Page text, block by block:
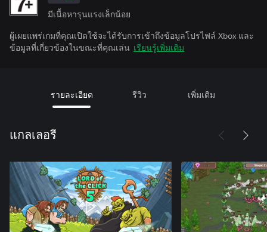
มีเนื้อหารุนแรงเล็กน้อย
ผู้เผยแพร่เกมที่คุณเปิดใช้จะได้รับการเข้าถึงข้อมูลโปรไฟล์ Xbox และ
ข้อมูลที่เกี่ยวข้องในขณะที่คุณเล่น เรียนรู้เพิ่มเติม
รายละเอียด รีวิว เพิ่มเติม
แกลเลอรี